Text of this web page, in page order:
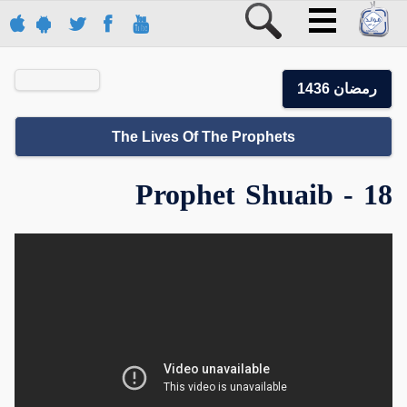
رمضان 1436
The Lives Of The Prophets
18 - Prophet Shuaib